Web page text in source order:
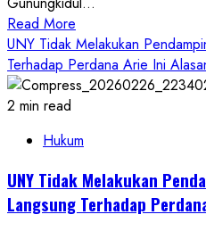
Read More
more
about
Setelah
Bupati
Tersandung
Kasus
UNY Tidak Melakukan
Terhadap Perdana Arie Ini
2 min read
Hukum
UNY Tidak Melakukan
Langsung Terhadap